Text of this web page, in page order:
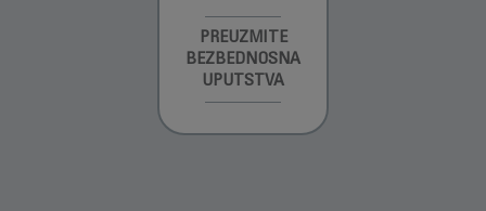
PREUZMITE
BEZBEDNOSNA
UPUTSTVA